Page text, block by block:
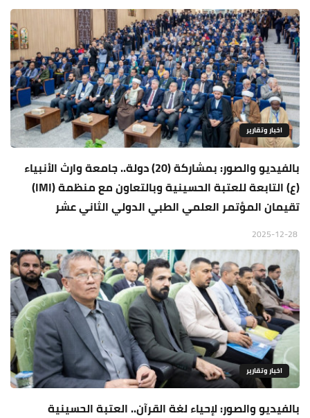
اخبار وتقارير
بالفيديو والصور: بمشاركة (20) دولة.. جامعة وارث الأنبياء
(ع) التابعة للعتبة الحسينية وبالتعاون مع منظمة (IMI)
تقيمان المؤتمر العلمي الطبي الدولي الثاني عشر
اخبار وتقارير
بالفيديو والصور: لإحياء لغة القرآن.. العتبة الحسينية